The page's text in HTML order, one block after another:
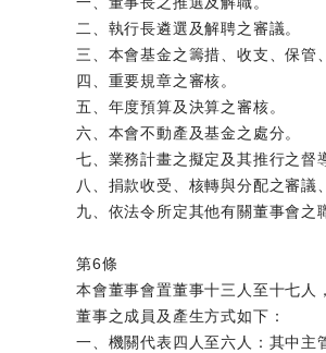
二、執行長遴選及解聘之審議。
三、本會基金之籌措、收支、保管
四、重要規章之審核。
五、年度預算及決算之審核。
六、本會不動產及基金之處分。
七、業務計畫之擬定及其推行之督
八、捐款收受、核轉與分配之審議
九、依法令所定其他有關董事會之
第6條
本會董事會置董事十三人至十七人
董事之成員及產生方式如下：
一、機關代表四人至六人：其中主